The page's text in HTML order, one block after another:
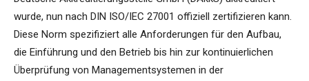
wurde, nun nach DIN ISO/IEC 27001 offiziell zertifizieren kann.
Diese Norm spezifiziert alle Anforderungen für den Aufbau,
die Einführung und den Betrieb bis hin zur kontinuierlichen
Überprüfung von Managementsystemen in der